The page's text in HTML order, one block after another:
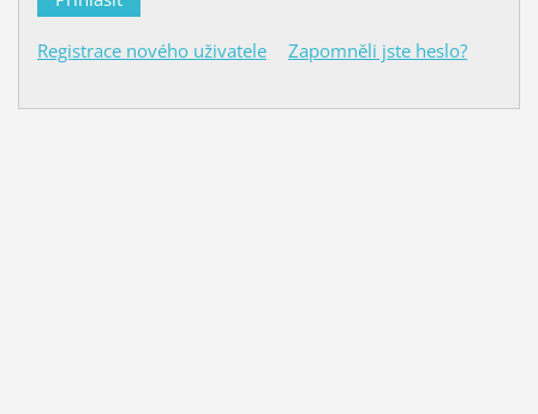
Registrace nového uživatele Zapomněli jste heslo?